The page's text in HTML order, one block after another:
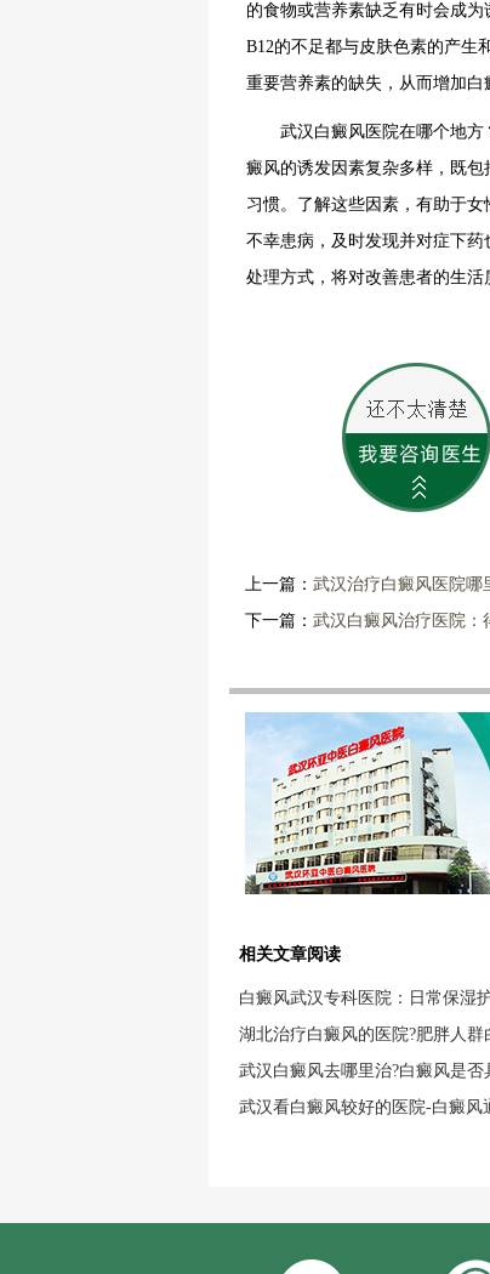
的食物或营养素缺乏有时会成
B12的不足都与皮肤色素的产生
重要营养素的缺失，从而增加白
武汉白癜风医院在哪个地方
癜风的诱发因素复杂多样，既
习惯。了解这些因素，有助于
不幸患病，及时发现并对症下
处理方式，将对改善患者的生活
上一篇： 武汉治疗白癜风医院哪
下一篇： 武汉白癜风治疗医院：
相关文章阅读
白癜风武汉专科医院：日常保湿
湖北治疗白癜风的医院?肥胖人群
武汉白癜风去哪里治?白癜风是否
武汉看白癜风较好的医院-白癜风